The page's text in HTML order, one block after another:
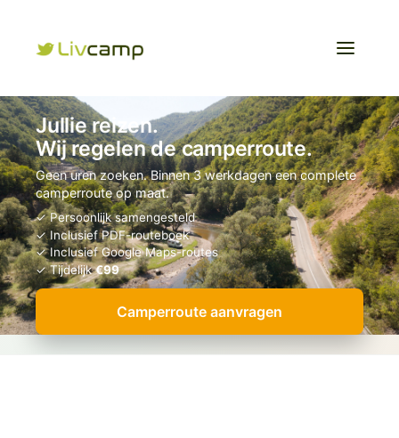
Jullie reizen.
Wij regelen de camperroute.
Geen uren zoeken. Binnen 3 werkdagen een complete
camperroute op maat.
✓ Persoonlijk samengesteld
✓ Inclusief PDF-routeboek
✓ Inclusief Google Maps-routes
✓ Tijdelijk€99
Camperroute aanvragen